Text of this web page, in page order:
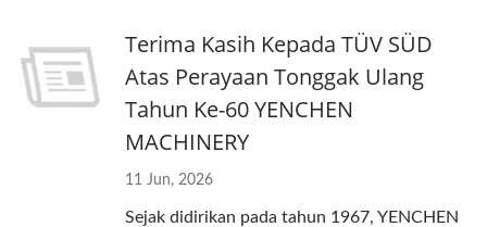
Terima Kasih Kepada TÜV SÜD
Atas Perayaan Tonggak Ulang
Tahun Ke-60 YENCHEN
MACHINERY
11 Jun, 2026
Sejak didirikan pada tahun 1967, YENCHEN